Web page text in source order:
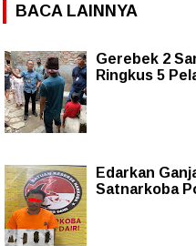
BACA LAINNYA
Gerebek 2
Ringkus 5
Edarkan
Satnarkoba